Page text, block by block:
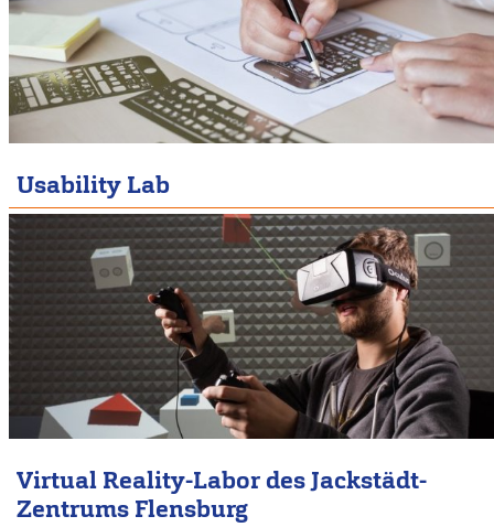
Usability Lab
Virtual Reality-Labor des Jackstädt-
Zentrums Flensburg